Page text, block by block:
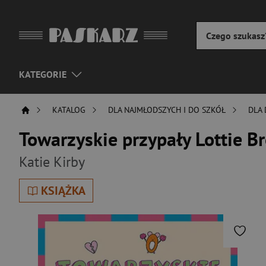
KATEGORIE
KATALOG DLA NAJMŁODSZYCH I DO SZKÓŁ DLA
Towarzyskie przypały Lottie
Katie Kirby
KSIĄŻKA